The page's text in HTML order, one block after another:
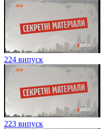
224 випуск
223 випуск